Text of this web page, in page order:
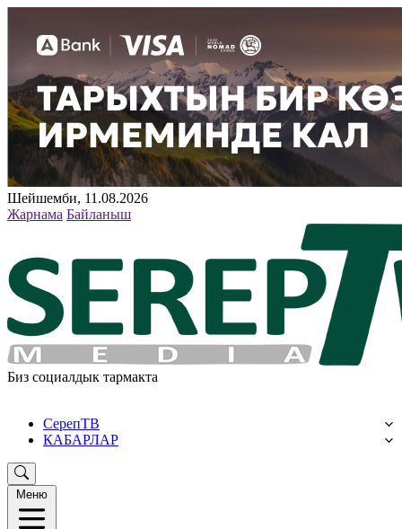
Шейшемби, 11.08.2026
Жарнама Байланыш
Биз социалдык тармакта
СерепТВ
КАБАРЛАР
Меню